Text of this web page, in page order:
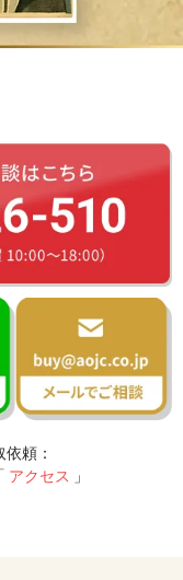
頼：
アクセス 」